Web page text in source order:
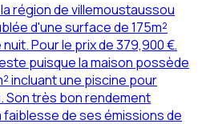
région de villemoustaussou
d'une surface de 175m²
Pour le prix de 379,900 €.
puisque la maison possède
incluant une piscine pour
très bon rendement
faiblesse de ses émissions de